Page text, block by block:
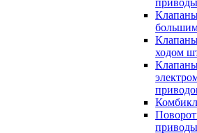
приводы
ходом
приводы